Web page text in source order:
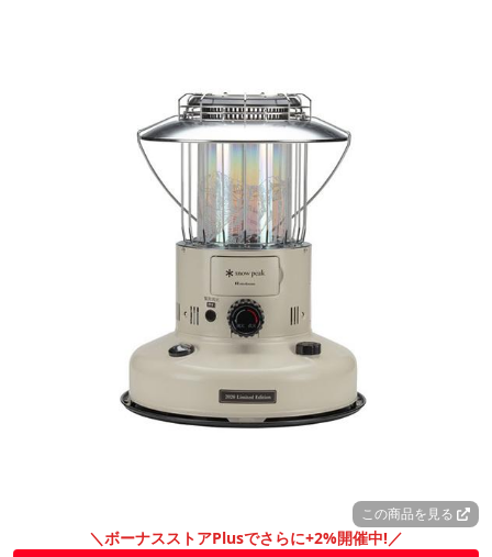
この商品を見る
＼ボーナスストアPlusでさらに+2%開催中!／